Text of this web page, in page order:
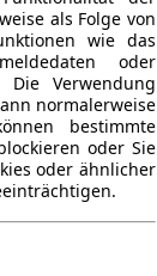
als Folge von
wie das
oder
Die Verwendung
normalerweise
bestimmte
oder Sie
oder ähnlicher